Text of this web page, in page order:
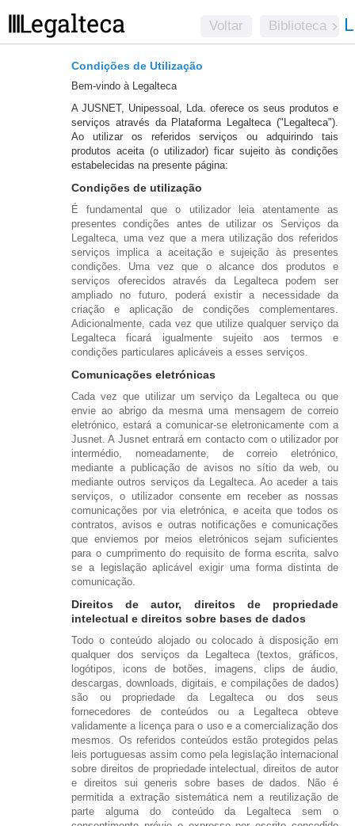
Voltar Biblioteca
Condições de Utilização
Bem-vindo à Legalteca
A JUSNET, Unipessoal, Lda. oferece os seus produtos e
serviços através da Plataforma Legalteca ("Legalteca").
Ao utilizar os referidos serviços ou adquirindo tais
produtos aceita (o utilizador) ficar sujeito às condições
estabelecidas na presente página:
Condições de utilização
É fundamental que o utilizador leia atentamente as
presentes condições antes de utilizar os Serviços da
Legalteca, uma vez que a mera utilização dos referidos
serviços implica a aceitação e sujeição às presentes
condições. Uma vez que o alcance dos produtos e
serviços oferecidos através da Legalteca podem ser
ampliado no futuro, poderá existir a necessidade da
criação e aplicação de condições complementares.
Adicionalmente, cada vez que utilize qualquer serviço da
Legalteca ficará igualmente sujeito aos termos e
condições particulares aplicáveis a esses serviços.
Comunicações eletrónicas
Cada vez que utilizar um serviço da Legalteca ou que
envie ao abrigo da mesma uma mensagem de correio
eletrónico, estará a comunicar-se eletronicamente com a
Jusnet. A Jusnet entrará em contacto com o utilizador por
intermédio, nomeadamente, de correio eletrónico,
mediante a publicação de avisos no sítio da web, ou
mediante outros serviços da Legalteca. Ao aceder a tais
serviços, o utilizador consente em receber as nossas
comunicações por via eletrónica, e aceita que todos os
contratos, avisos e outras notificações e comunicações
que enviemos por meios eletrónicos sejam suficientes
para o cumprimento do requisito de forma escrita, salvo
se a legislação aplicável exigir uma forma distinta de
comunicação.
Direitos de autor, direitos de propriedade
intelectual e direitos sobre bases de dados
Todo o conteúdo alojado ou colocado à disposição em
qualquer dos serviços da Legalteca (textos, gráficos,
logótipos, icons de botões, imagens, clips de áudio,
descargas, downloads, digitais, e compilações de dados)
são ou propriedade da Legalteca ou dos seus
fornecedores de conteúdos ou a Legalteca obteve
validamente a licença para o uso e a comercialização dos
mesmos. Os referidos conteúdos estão protegidos pelas
leis portuguesas assim como pela legislação internacional
sobre direitos de propriedade intelectual, direitos de autor
e direitos sui generis sobre bases de dados. Não é
permitida a extração sistemática nem a reutilização de
parte alguma do conteúdo da Legalteca sem o